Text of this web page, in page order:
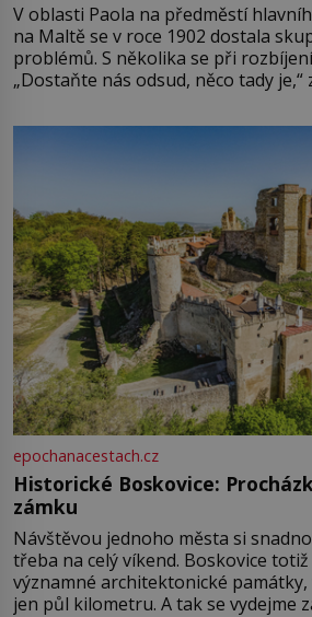
V oblasti Paola na předměstí
na Maltě se v roce 1902 dostala
problémů. S několika se při
„Dostaňte nás odsud, něco tady je,“
epochanacestach.cz
Historické Boskovice:
zámku
Návštěvou jednoho města si
třeba na celý víkend. Boskovice
významné architektonické památky,
jen půl kilometru. A tak se vydejme